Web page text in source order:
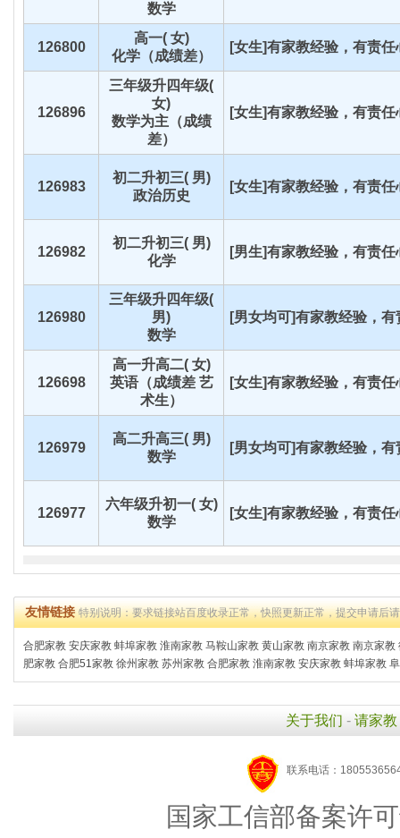
数学
126800
高一( 女)
化学（成绩差）
[女生]有家教经验，有责任
126896
三年级升四年级(
女)
数学为主（成绩
差）
[女生]有家教经验，有责任
126983
初二升初三( 男)
政治历史
[女生]有家教经验，有责任
126982
初二升初三( 男)
化学
[男生]有家教经验，有责任
126980
三年级升四年级(
男)
数学
[男女均可]有家教经验，
126698
高一升高二( 女)
英语（成绩差 艺
术生）
[女生]有家教经验，有责任
126979
高二升高三( 男)
数学
[男女均可]有家教经验，
126977
六年级升初一( 女)
数学
[女生]有家教经验，有责任
友情链接特别说明：要求链接站百度收录正常，快照更新正常，提交申请后
合肥家教 安庆家教 蚌埠家教 淮南家教 马鞍山家教 黄山家教 南京家教 南京家教
肥家教 合肥51家教 徐州家教 苏州家教 合肥家教 淮南家教 安庆家教 蚌埠家教
关于我们 - 请家教
联系电话：
国家工信部备案许